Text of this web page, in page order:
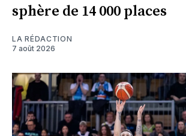
sphère de 14 000 places
LA RÉDACTION
7 août 2026